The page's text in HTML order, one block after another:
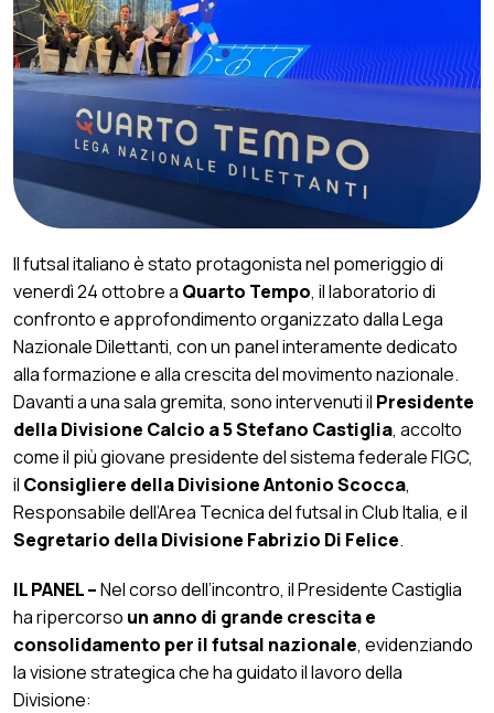
Il futsal italiano è stato protagonista nel pomeriggio di
venerdì 24 ottobre a Quarto Tempo, il laboratorio di
confronto e approfondimento organizzato dalla Lega
Nazionale Dilettanti, con un panel interamente dedicato
alla formazione e alla crescita del movimento nazionale.
Davanti a una sala gremita, sono intervenuti il Presidente
della Divisione Calcio a 5 Stefano Castiglia, accolto
come il più giovane presidente del sistema federale FIGC,
il Consigliere della Divisione Antonio Scocca,
Responsabile dell’Area Tecnica del futsal in Club Italia, e il
Segretario della Divisione Fabrizio Di Felice.
IL PANEL –Nel corso dell’incontro, il Presidente Castiglia
ha ripercorso un anno di grande crescita e
consolidamento per il futsal nazionale, evidenziando
la visione strategica che ha guidato il lavoro della
Divisione: